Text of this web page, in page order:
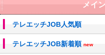
メイ
テレエッチJOB人気順
テレエッチJOB新着順 new